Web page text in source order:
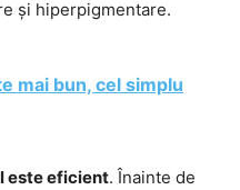
și hiperpigmentare.
mai bun, cel simplu
este eficient. Înainte de